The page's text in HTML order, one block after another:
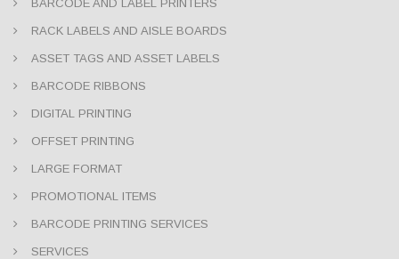
BARCODE AND LABEL PRINTERS
RACK LABELS AND AISLE BOARDS
ASSET TAGS AND ASSET LABELS
BARCODE RIBBONS
DIGITAL PRINTING
OFFSET PRINTING
LARGE FORMAT
PROMOTIONAL ITEMS
BARCODE PRINTING SERVICES
SERVICES